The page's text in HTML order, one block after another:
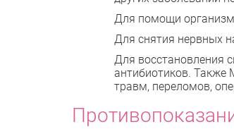
Для помощи
Для снятия нервных
Для восстановления
антибиотиков. Также
травм, переломов,